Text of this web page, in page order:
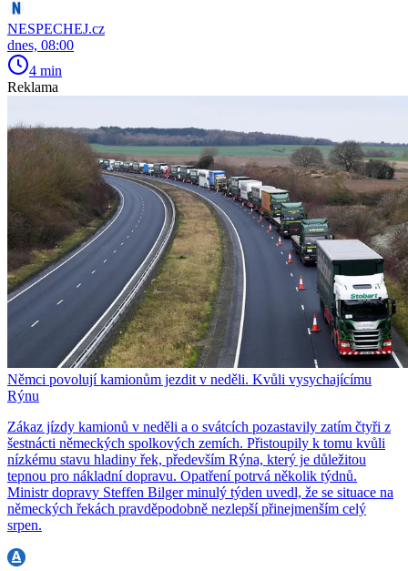
NESPECHEJ.cz
dnes, 08:00
4 min
Reklama
Němci povolují kamionům jezdit v neděli. Kvůli vysychajícímu
Rýnu
Zákaz jízdy kamionů v neděli a o svátcích pozastavily zatím čtyři z
šestnácti německých spolkových zemích. Přistoupily k tomu kvůli
nízkému stavu hladiny řek, především Rýna, který je důležitou
tepnou pro nákladní dopravu. Opatření potrvá několik týdnů.
Ministr dopravy Steffen Bilger minulý týden uvedl, že se situace na
německých řekách pravděpodobně nezlepší přinejmenším celý
srpen.